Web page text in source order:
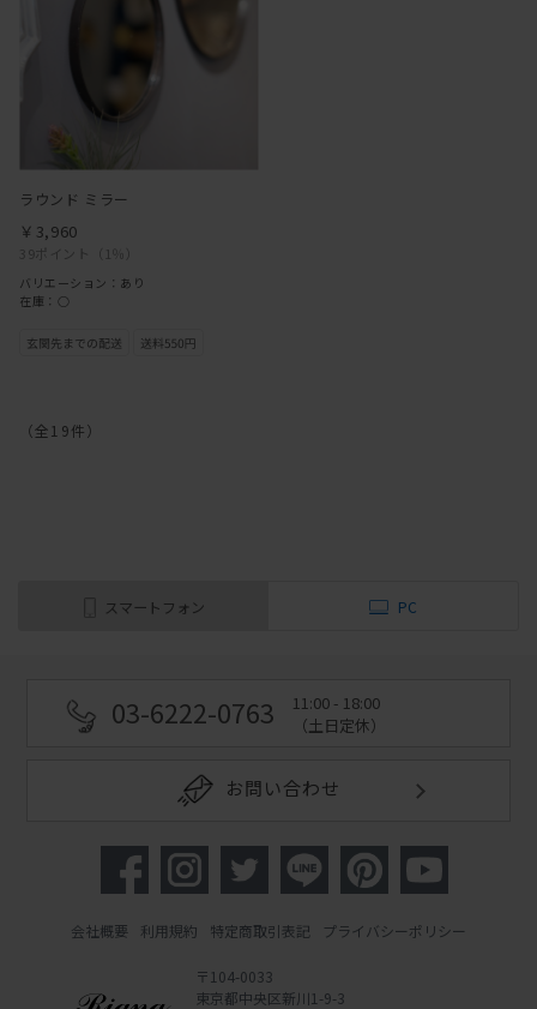
ラウンド ミラー
39ポイント （1％）
￥3,960
バリエーション：あり
在庫：○
（全 19件）
スマートフォン PC
03-6222-0763
11:00 - 18:00
（土日定休）
お問い合わせ
会社概要 利用規約 特定商取引表記 プライバシーポリシー
〒104-0033
東京都中央区新川1-9-3